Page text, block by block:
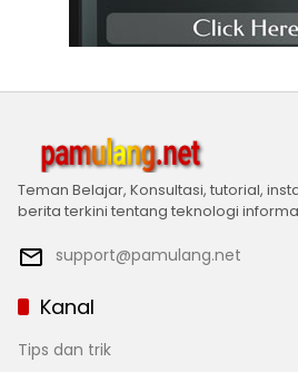
Teman Belajar, Konsultasi, tutorial,
berita terkini tentang teknologi
support@pamulang.net
Kanal
Tips dan trik